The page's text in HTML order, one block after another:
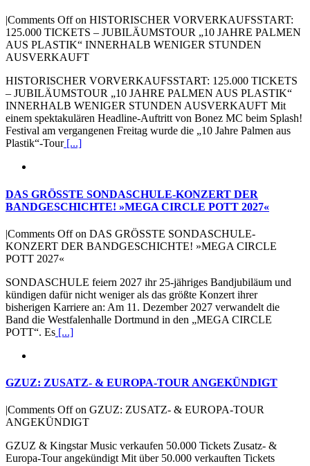
|Comments Offon HISTORISCHER VORVERKAUFSSTART:
125.000 TICKETS – JUBILÄUMSTOUR „10 JAHRE PALMEN
AUS PLASTIK“ INNERHALB WENIGER STUNDEN
AUSVERKAUFT
HISTORISCHER VORVERKAUFSSTART: 125.000 TICKETS
– JUBILÄUMSTOUR „10 JAHRE PALMEN AUS PLASTIK“
INNERHALB WENIGER STUNDEN AUSVERKAUFT Mit
einem spektakulären Headline-Auftritt von Bonez MC beim Splash!
Festival am vergangenen Freitag wurde die „10 Jahre Palmen aus
Plastik“-Tour[...]
DAS GRÖSSTE SONDASCHULE-KONZERT DER
BANDGESCHICHTE! »MEGA CIRCLE POTT 2027«
|Comments Offon DAS GRÖSSTE SONDASCHULE-
KONZERT DER BANDGESCHICHTE! »MEGA CIRCLE
POTT 2027«
SONDASCHULE feiern 2027 ihr 25-jähriges Bandjubiläum und
kündigen dafür nicht weniger als das größte Konzert ihrer
bisherigen Karriere an: Am 11. Dezember 2027 verwandelt die
Band die Westfalenhalle Dortmund in den „MEGA CIRCLE
POTT“. Es [...]
GZUZ: ZUSATZ- & EUROPA-TOUR ANGEKÜNDIGT
|Comments Offon GZUZ: ZUSATZ- & EUROPA-TOUR
ANGEKÜNDIGT
GZUZ & Kingstar Music verkaufen 50.000 Tickets Zusatz- &
Europa-Tour angekündigt Mit über 50.000 verkauften Tickets